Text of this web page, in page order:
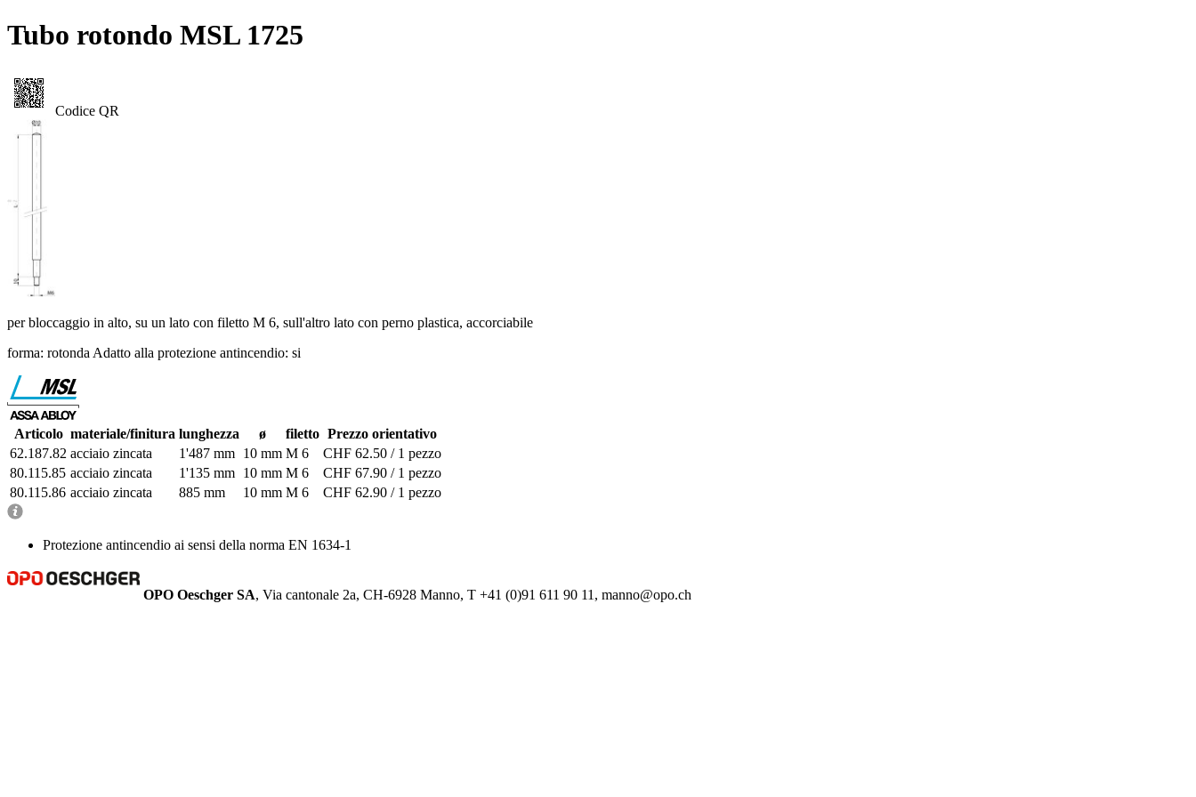
Tubo rotondo MSL 1725
Codice QR
per bloccaggio in alto, su un lato con filetto M 6, sull'altro lato con perno plastica, accorciabile
forma: rotonda Adatto alla protezione antincendio: si
Articolo materiale/finitura lunghezza ø filetto Prezzo orientativo
62.187.82 acciaio zincata 1'487 mm 10 mm M 6
CHF 62.50 / 1 pezzo
80.115.85 acciaio zincata 1'135 mm 10 mm M 6
CHF 67.90 / 1 pezzo
80.115.86 acciaio zincata 885 mm 10 mm M 6 CHF 62.90 / 1 pezzo
Protezione antincendio ai sensi della norma EN 1634-1
OPO Oeschger SA, Via cantonale 2a, CH-6928 Manno, T +41 (0)91 611 90 11, manno@opo.ch